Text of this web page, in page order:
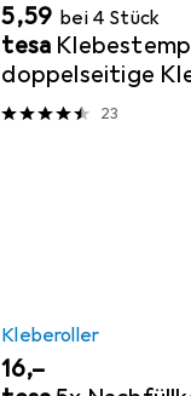
EUR
5,59 bei 4 Stück
tesa
doppelseitige
schnellen23
Kleberoller
EUR
16,–